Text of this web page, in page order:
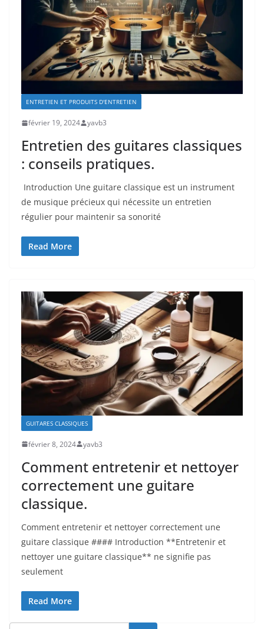
ENTRETIEN ET PRODUITS D'ENTRETIEN
février 19, 2024 yavb3
Entretien des guitares classiques
: conseils pratiques.
⁤ Introduction Une guitare ‍classique est un ‌instrument
de musique précieux qui nécessite un entretien
régulier⁤ pour maintenir sa sonorité
Read More
GUITARES CLASSIQUES
février 8, 2024 yavb3
Comment entretenir et nettoyer
correctement une guitare
classique.
Comment entretenir et nettoyer correctement​ une
guitare classique #### Introduction **Entretenir et
nettoyer une guitare‌ classique** ne⁤ signifie pas​
seulement
Read More